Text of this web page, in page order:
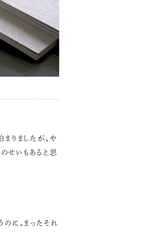
まりましたが、や
せいもあると思
のに、まったそれ